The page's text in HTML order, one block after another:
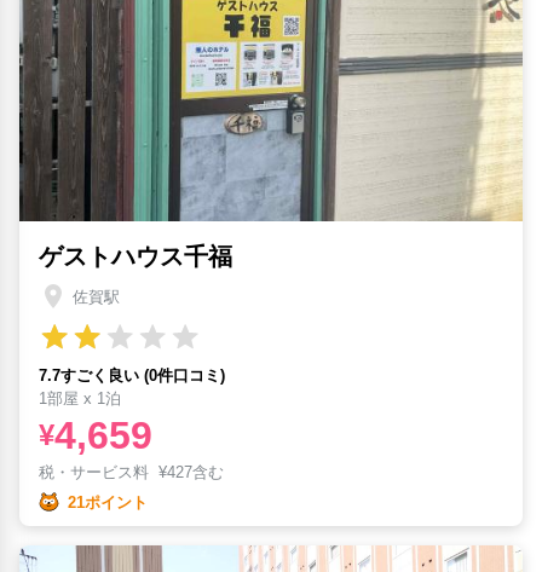
ゲストハウス千福
佐賀駅
7.7すごく良い (0件口コミ)
1部屋 x 1泊
¥4,659
税・サービス料 ¥427含む
21ポイント